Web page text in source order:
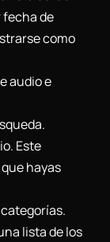
fecha de
como
audio e
Este
hayas
lista de los